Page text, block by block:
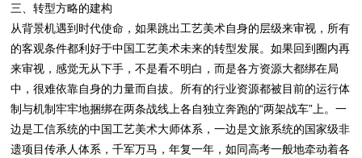
三、转型方略的建构
从背景机遇到时代使命，如果跳出工艺美术自身的层级来审视，所有
的客观条件都利好于中国工艺美术未来的转型发展。如果回到圈内再
来审视，感觉无从下手，不是看不明白，而是各方资源大都绑在局
中，很难依靠自身的力量而自拔。所有的行业资源都被目前的运行体
制与机制牢牢地捆绑在两条战线上各自独立奔跑的“两架战车”上。一
边是工信系统的中国工艺美术大师体系，一边是文旅系统的国家级非
遗项目传承人体系，千军万马，年复一年，如同高考一般地牵动着各